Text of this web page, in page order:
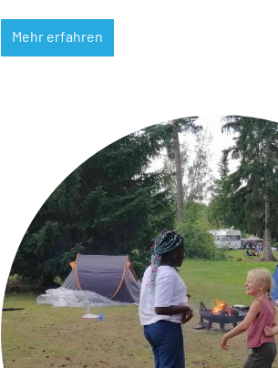
Mehr erfahren